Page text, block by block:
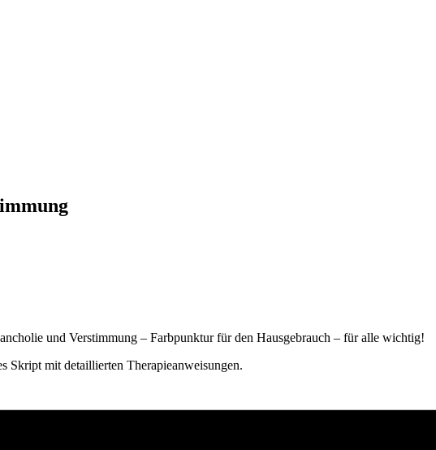
und Verstimmung – Farbpunktur für den Hausgebrauch – für alle wichtig!
Skript mit detaillierten Therapieanweisungen.